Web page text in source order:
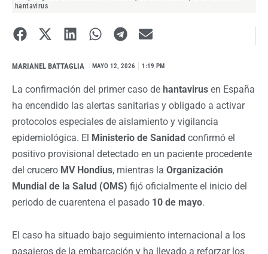
hantavirus
MARIANEL BATTAGLIA MAYO 12, 2026 1:19 PM
La confirmación del primer caso de hantavirus en España
ha encendido las alertas sanitarias y obligado a activar
protocolos especiales de aislamiento y vigilancia
epidemiológica. El Ministerio de Sanidad confirmó el
positivo provisional detectado en un paciente procedente
del crucero MV Hondius, mientras la Organización
Mundial de la Salud (OMS) fijó oficialmente el inicio del
periodo de cuarentena el pasado 10 de mayo.
El caso ha situado bajo seguimiento internacional a los
pasajeros de la embarcación y ha llevado a reforzar los